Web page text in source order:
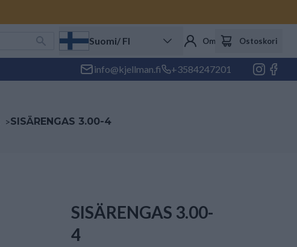
Suomi/ FI Oma tili Ostoskori
info@kjellman.fi +3584247201
>SISÄRENGAS 3.00-4
SISÄRENGAS 3.00-
4